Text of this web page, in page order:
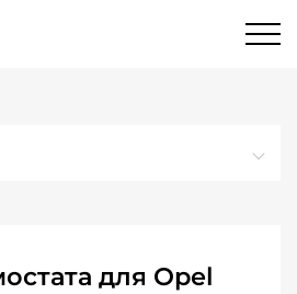
для Opel